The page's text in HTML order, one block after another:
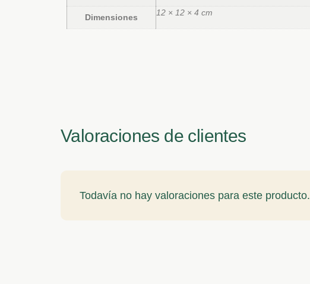
Dimensiones 12 × 12 × 4 cm
Valoraciones de clientes
Todavía no hay valoraciones para este producto.